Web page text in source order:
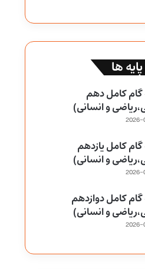
ها
گام کامل دهم
و انسانی)
گام کامل یازدهم
و انسانی)
گام کامل دوازدهم
و انسانی)